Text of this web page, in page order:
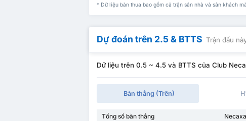
* Dữ liệu bàn thua bao gồm cả trận sân nhà và sân khách
Dự đoán trên 2.5 & BTTS Trận đấu
Dữ liệu trên 0.5 ~ 4.5 và BTTS của Club
Bàn thắng (Trên)
Tổng số bàn thắng Necaxa